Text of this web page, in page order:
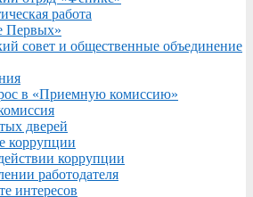
работа
Первых»
совет и общественные объединение
в «Приемную комиссию»
дверей
коррупции
коррупции
работодателя
интересов